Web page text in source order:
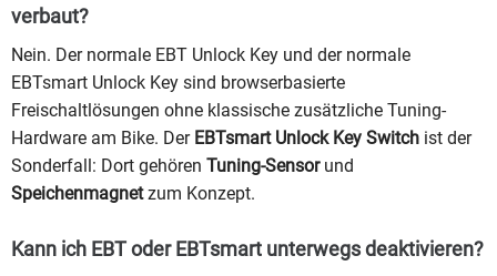
verbaut?
Nein. Der normale EBT Unlock Key und der normale
EBTsmart Unlock Key sind browserbasierte
Freischaltlösungen ohne klassische zusätzliche Tuning-
Hardware am Bike. Der EBTsmart Unlock Key Switch ist der
Sonderfall: Dort gehören Tuning-Sensorund
Speichenmagnetzum Konzept.
Kann ich EBT oder EBTsmart unterwegs deaktivieren?